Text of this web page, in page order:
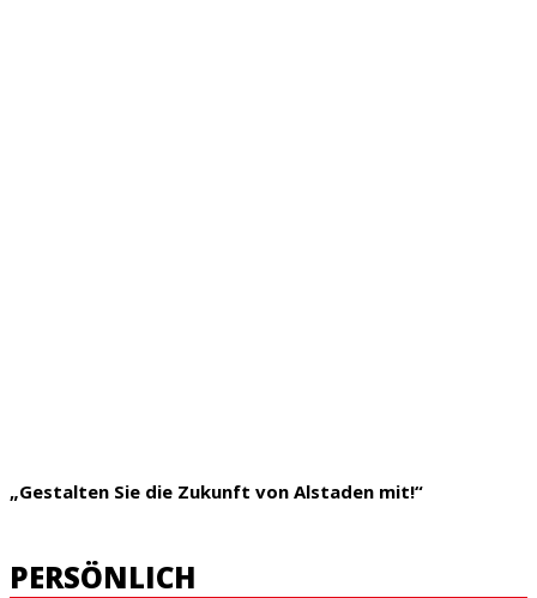
„Gestalten Sie die Zukunft von Alstaden mit!“
PERSÖNLICH